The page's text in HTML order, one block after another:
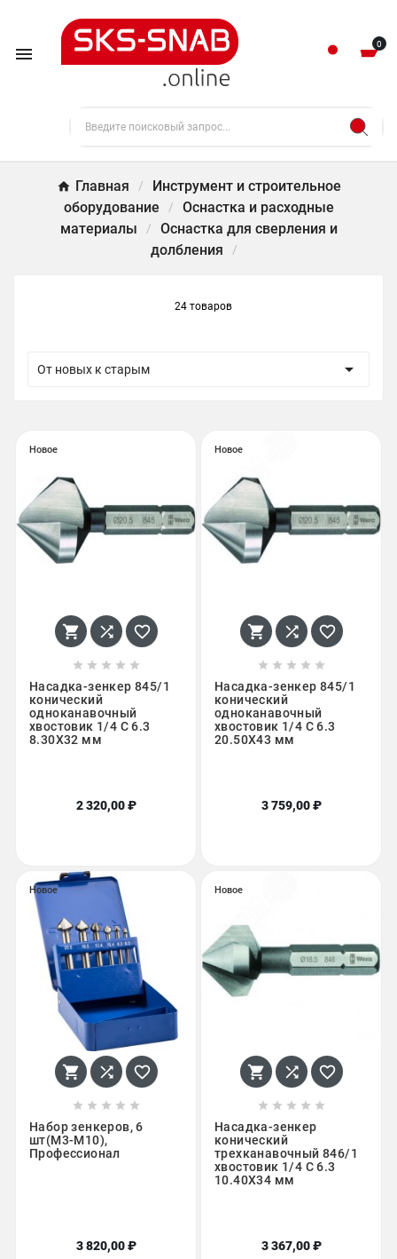
 0
Главная
Инструмент и строительное
оборудование
Оснастка и расходные
материалы
Оснастка для сверления и
долбления
24 товаров
От новых к старым 
Новое
  
    
Насадка-зенкер 845/1
конический
одноканавочный
хвостовик 1/4 C 6.3
8.30X32 мм
2 320,00 ₽
Новое
  
    
Насадка-зенкер 845/1
конический
одноканавочный
хвостовик 1/4 C 6.3
20.50X43 мм
3 759,00 ₽
Новое
  
    
Набор зенкеров, 6
шт(М3-М10),
Профессионал
3 820,00 ₽
Новое
  
    
Насадка-зенкер
конический
трехканавочный 846/1
хвостовик 1/4 C 6.3
10.40X34 мм
3 367,00 ₽